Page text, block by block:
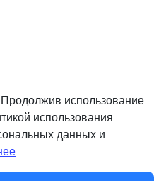
использование
использования
данных и